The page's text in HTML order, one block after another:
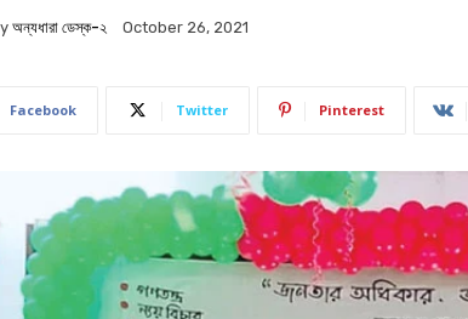
অন্যধারা ডেস্ক-২ October 26, 2021
Facebook Twitter Pinterest